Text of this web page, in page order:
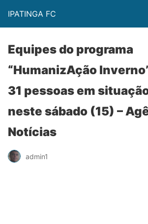
IPATINGA FC
Equipes do programa
“HumanizAção
31 pessoas em
neste sábado (15) –
Notícias
admin1